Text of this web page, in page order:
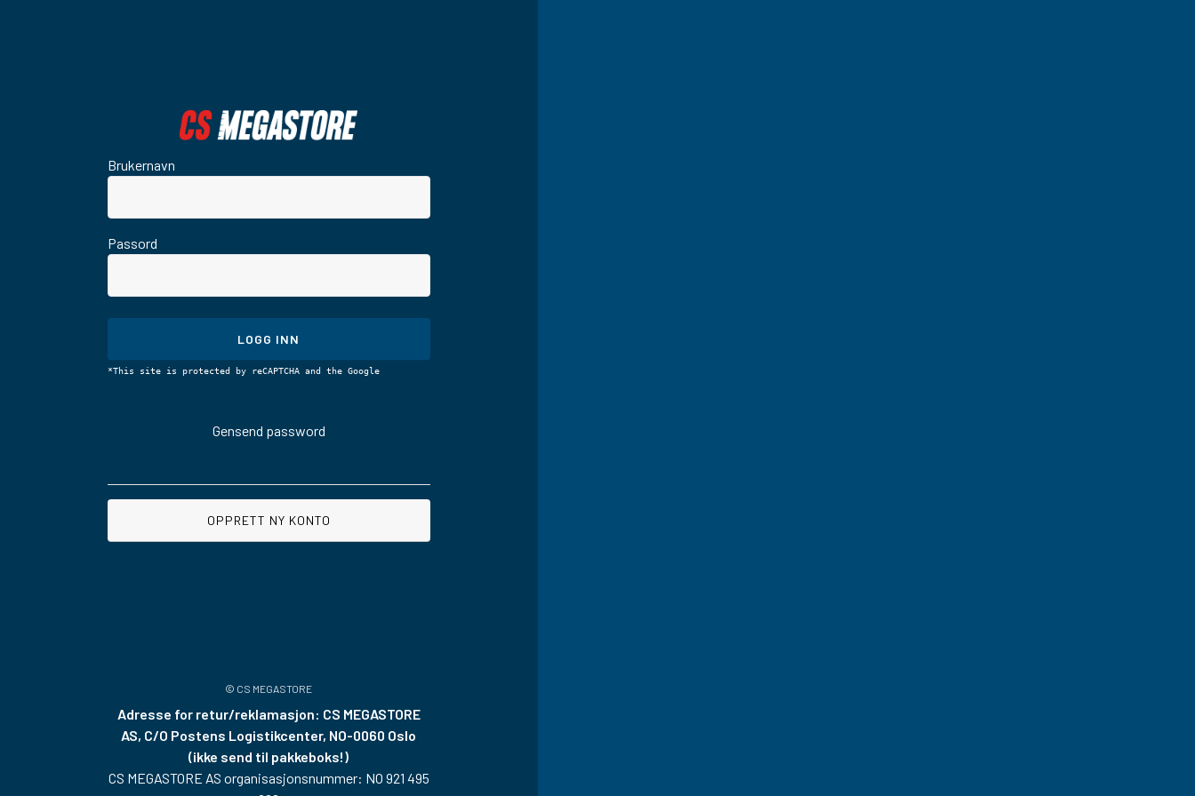
Brukernavn
Passord
LOGG INN
*This site is protected by reCAPTCHA and the Google
Gensend password
OPPRETT NY KONTO
© CS MEGASTORE
Adresse for retur/reklamasjon: CS MEGASTORE
AS, C/O Postens Logistikcenter, NO-0060 Oslo
(ikke send til pakkeboks!)
CS MEGASTORE AS organisasjonsnummer: NO 921 495